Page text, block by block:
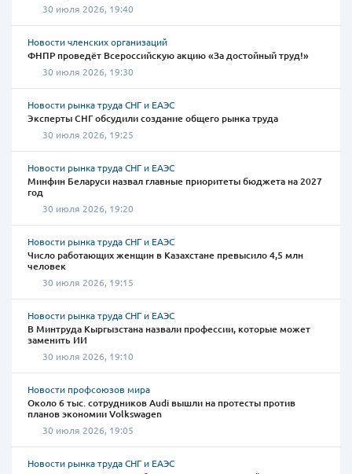
30 июля 2026, 19:40
Новости членских организаций
ФНПР проведёт Всероссийскую акцию «За достойный труд!»
30 июля 2026, 19:30
Новости рынка труда СНГ и ЕАЭС
Эксперты СНГ обсудили создание общего рынка труда
30 июля 2026, 19:25
Новости рынка труда СНГ и ЕАЭС
Минфин Беларуси назвал главные приоритеты бюджета на 2027
год
30 июля 2026, 19:20
Новости рынка труда СНГ и ЕАЭС
Число работающих женщин в Казахстане превысило 4,5 млн
человек
30 июля 2026, 19:15
Новости рынка труда СНГ и ЕАЭС
В Минтруда Кыргызстана назвали профессии, которые может
заменить ИИ
30 июля 2026, 19:10
Новости профсоюзов мира
Около 6 тыс. сотрудников Audi вышли на протесты против
планов экономии Volkswagen
30 июля 2026, 19:05
Новости рынка труда СНГ и ЕАЭС